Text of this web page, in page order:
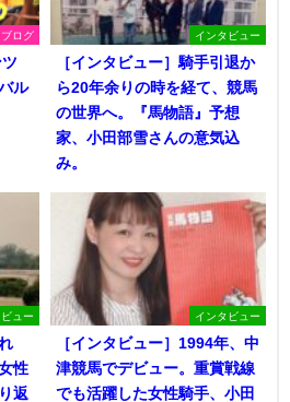
ブログ
ル
インタビュー
［インタビュー］騎手引退か
ら20年余りの時を経て、競馬
の世界へ。『馬物語』予想
家、小田部雪さんの意気込
み。
ュー
性
返
インタビュー
［インタビュー］1994年、中
津競馬でデビュー。重賞戦線
でも活躍した女性騎手、小田